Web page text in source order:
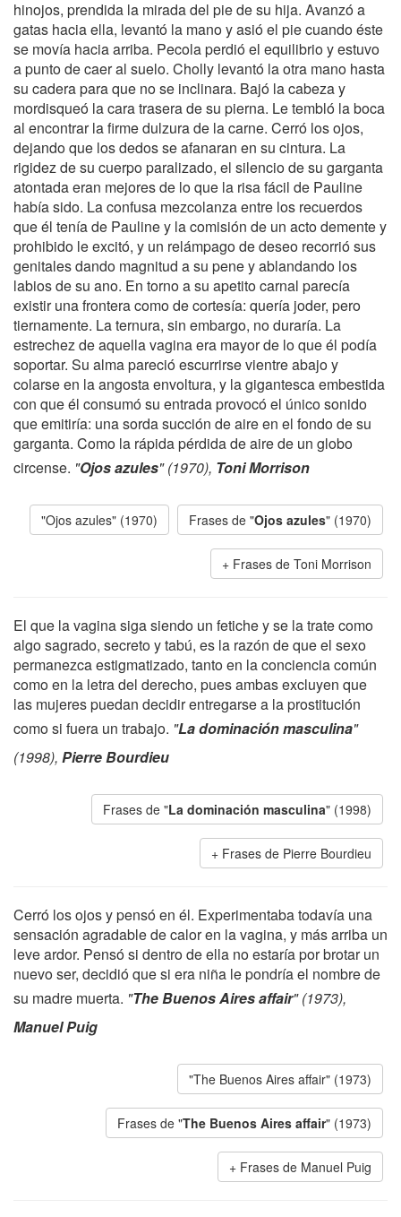
hinojos, prendida la mirada del pie de su hija. Avanzó a
gatas hacia ella, levantó la mano y asió el pie cuando éste
se movía hacia arriba. Pecola perdió el equilibrio y estuvo
a punto de caer al suelo. Cholly levantó la otra mano hasta
su cadera para que no se inclinara. Bajó la cabeza y
mordisqueó la cara trasera de su pierna. Le tembló la boca
al encontrar la firme dulzura de la carne. Cerró los ojos,
dejando que los dedos se afanaran en su cintura. La
rigidez de su cuerpo paralizado, el silencio de su garganta
atontada eran mejores de lo que la risa fácil de Pauline
había sido. La confusa mezcolanza entre los recuerdos
que él tenía de Pauline y la comisión de un acto demente y
prohibido le excitó, y un relámpago de deseo recorrió sus
genitales dando magnitud a su pene y ablandando los
labios de su ano. En torno a su apetito carnal parecía
existir una frontera como de cortesía: quería joder, pero
tiernamente. La ternura, sin embargo, no duraría. La
estrechez de aquella vagina era mayor de lo que él podía
soportar. Su alma pareció escurrirse vientre abajo y
colarse en la angosta envoltura, y la gigantesca embestida
con que él consumó su entrada provocó el único sonido
que emitiría: una sorda succión de aire en el fondo de su
garganta. Como la rápida pérdida de aire de un globo
circense. "Ojos azules" (1970), Toni Morrison
"Ojos azules" (1970) Frases de "Ojos azules" (1970)
Frases de Toni Morrison
El que la vagina siga siendo un fetiche y se la trate como
algo sagrado, secreto y tabú, es la razón de que el sexo
permanezca estigmatizado, tanto en la conciencia común
como en la letra del derecho, pues ambas excluyen que
las mujeres puedan decidir entregarse a la prostitución
como si fuera un trabajo. "La dominación masculina"
(1998), Pierre Bourdieu
Frases de "La dominación masculina" (1998)
Frases de Pierre Bourdieu
Cerró los ojos y pensó en él. Experimentaba todavía una
sensación agradable de calor en la vagina, y más arriba un
leve ardor. Pensó si dentro de ella no estaría por brotar un
nuevo ser, decidió que si era niña le pondría el nombre de
su madre muerta. "The Buenos Aires affair" (1973),
Manuel Puig
"The Buenos Aires affair" (1973)
Frases de "The Buenos Aires affair" (1973)
Frases de Manuel Puig